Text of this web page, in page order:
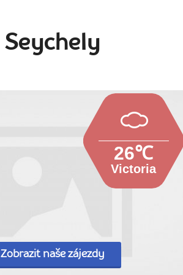
Seychely
26℃
Victoria
Zobrazit naše zájezdy